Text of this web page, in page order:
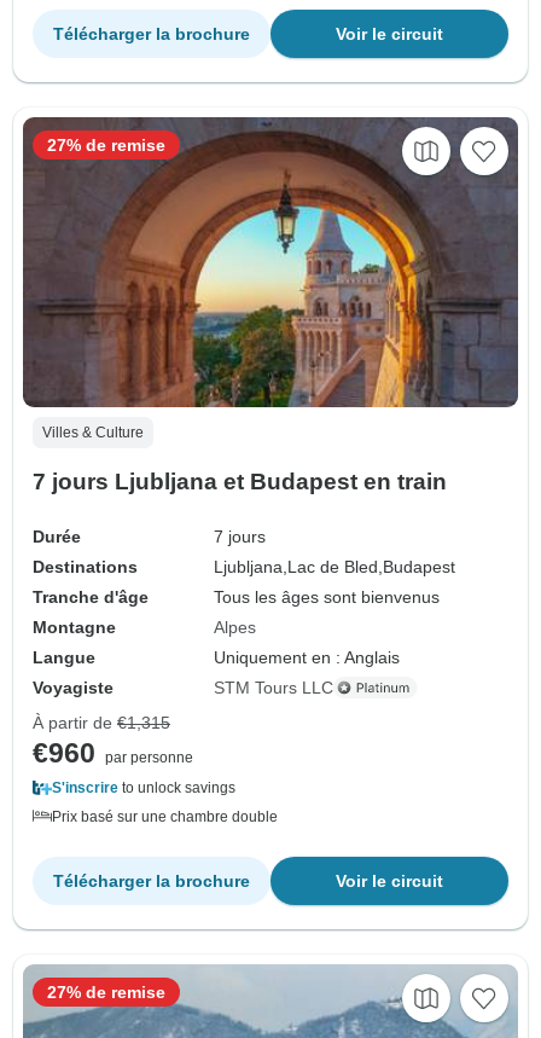
Voir le circuit
Télécharger la brochure
Villes & Culture
7 jours Ljubljana et Budapest en train
Durée
7 jours
Destinations
Ljubljana, Lac de Bled, Budapest
Tranche d'âge
Tous les âges sont bienvenus
Montagne
Alpes
Langue
Uniquement en : Anglais
Voyagiste
STM Tours LLC
27% de remise
À partir de €1,315
€960
par personne
S'inscrire to unlock savings
Prix basé sur une chambre double
Voir le circuit
Télécharger la brochure
27% de remise